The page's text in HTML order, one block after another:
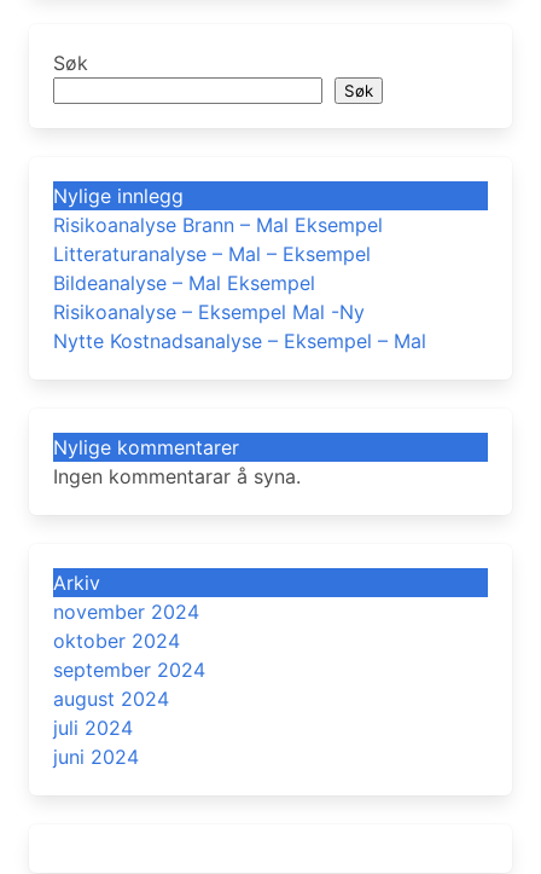
Søk
Søk
Nylige innlegg
Risikoanalyse Brann – Mal Eksempel
Litteraturanalyse – Mal – Eksempel
Bildeanalyse – Mal Eksempel
Risikoanalyse – Eksempel Mal -Ny
Nytte Kostnadsanalyse – Eksempel – Mal
Nylige kommentarer
Ingen kommentarar å syna.
Arkiv
november 2024
oktober 2024
september 2024
august 2024
juli 2024
juni 2024